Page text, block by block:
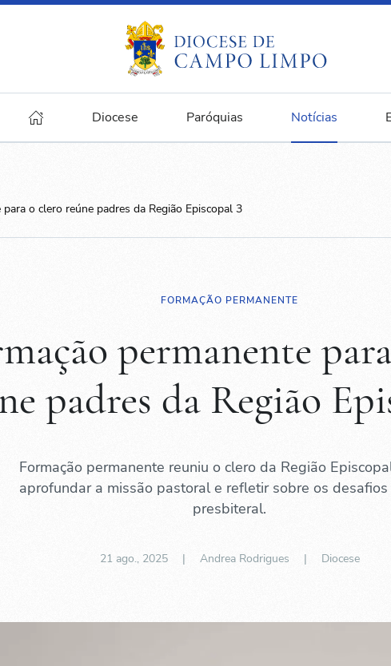
Diocese Paróquias Notícias
o clero reúne padres da Região Episcopal 3
FORMAÇÃO PERMANENTE
permanente
padres da Região
Formação permanente reuniu o clero da Região
aprofundar a missão pastoral e refletir sobre os
presbiteral.
21 ago., 2025| Andrea Rodrigues | Diocese